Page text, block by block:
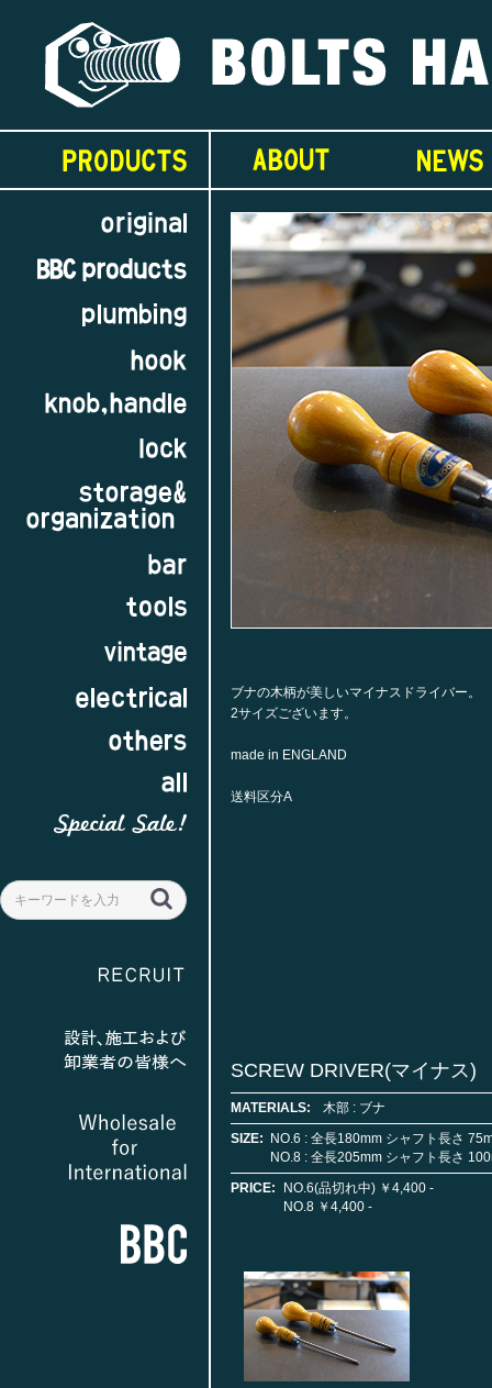
ブナの木柄が美しいマイナスドライバー。
2サイズございます。
made in ENGLAND
送料区分A
SCREW DRIVER(マイナス)
MATERIALS:
木部 : ブナ
SIZE:
NO.6 : 全長180mm シャフト長さ
NO.8 : 全長205mm シャフト長さ
PRICE:
NO.6(品切れ中) ￥4,400 -
NO.8 ￥4,400 -